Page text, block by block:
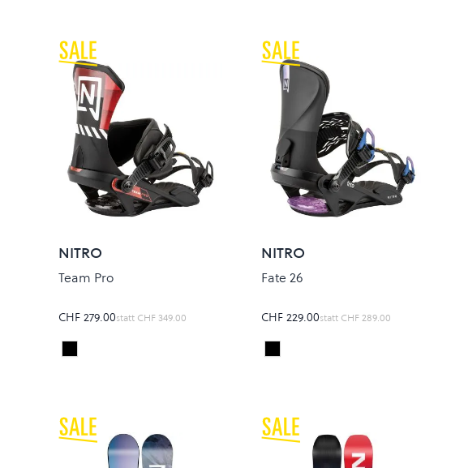
NITRO
Team Pro
CHF 279.00statt CHF 349.00
Colour
Black/Red
NITRO
Fate 26
CHF 229.00statt CHF 289.00
Colour
Ultra Black